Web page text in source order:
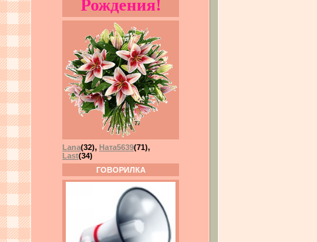
Рождения!
Lana(32), Ната5639(71),
Last(34)
ГОВОРИЛКА